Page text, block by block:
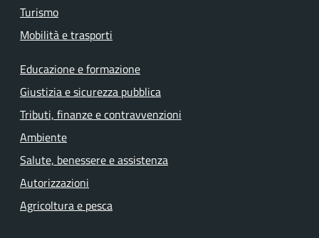
Turismo
Mobilità e trasporti
Educazione e formazione
Giustizia e sicurezza pubblica
Tributi, finanze e contravvenzioni
Ambiente
Salute, benessere e assistenza
Autorizzazioni
Agricoltura e pesca